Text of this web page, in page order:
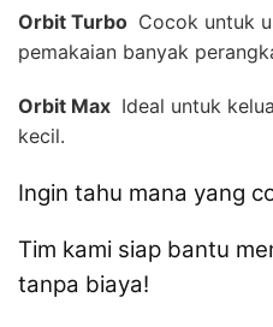
Orbit Turbo  Cocok untuk
pemakaian banyak
Orbit Max  Ideal untuk
kecil.
Ingin tahu mana yang
Tim kami siap bantu
tanpa biaya!